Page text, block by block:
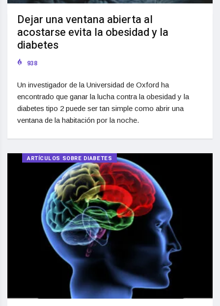
Dejar una ventana abierta al
acostarse evita la obesidad y la
diabetes
938
Un investigador de la Universidad de Oxford ha
encontrado que ganar la lucha contra la obesidad y la
diabetes tipo 2 puede ser tan simple como abrir una
ventana de la habitación por la noche.
ARTÍCULOS SOBRE DIABETES